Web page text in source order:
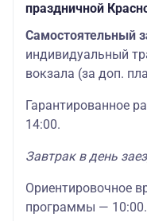
праздничной
Самостоятельный
индивидуальный
вокзала (за доп.
Гарантированное
14:00.
Завтрак в день
Ориентировочное
программы — 10:00.